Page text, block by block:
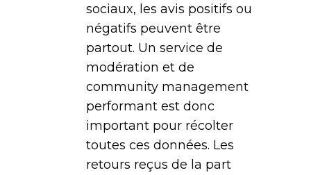
sociaux, les avis positifs ou
négatifs peuvent être
partout. Un service de
modération et de
community management
performant est donc
important pour récolter
toutes ces données. Les
retours reçus de la part